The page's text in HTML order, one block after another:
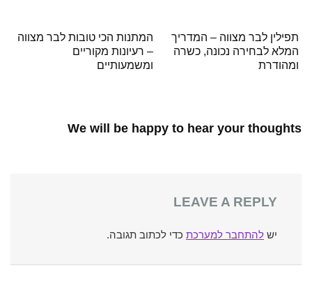
תפילין לבר מצווה – המדריך
המלא לבחירה נכונה, כשרה
ומהודרת
המתנות הכי טובות לבר מצווה
– רעיונות מקוריים
ומשמעותיים
We will be happy to hear your thoughts
LEAVE A REPLY
יש להתחבר למערכת כדי לכתוב תגובה.